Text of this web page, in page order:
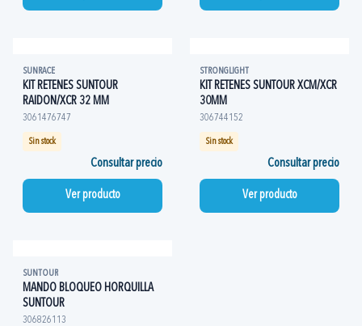
SUNRACE
KIT RETENES SUNTOUR
RAIDON/XCR 32 MM
3061476747
Sin stock
Consultar precio
Ver producto
STRONGLIGHT
KIT RETENES SUNTOUR XCM/XCR
30MM
306744152
Sin stock
Consultar precio
Ver producto
SUNTOUR
MANDO BLOQUEO HORQUILLA
SUNTOUR
306826113